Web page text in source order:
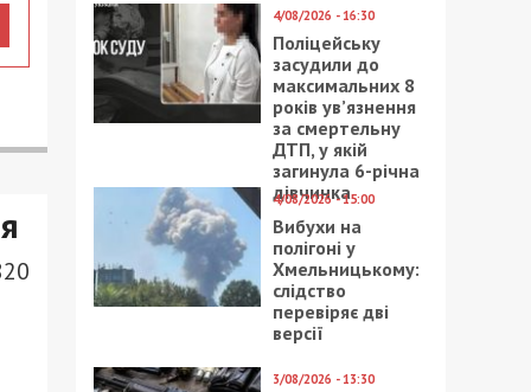
4/08/2026 - 16:30
Поліцейську
засудили до
максимальних 8
років ув’язнення
за смертельну
ДТП, у якій
загинула 6-річна
дівчинка
4/08/2026 - 15:00
Вибухи на
полігоні у
Хмельницькому:
слідство
перевіряє дві
версії
3/08/2026 - 13:30